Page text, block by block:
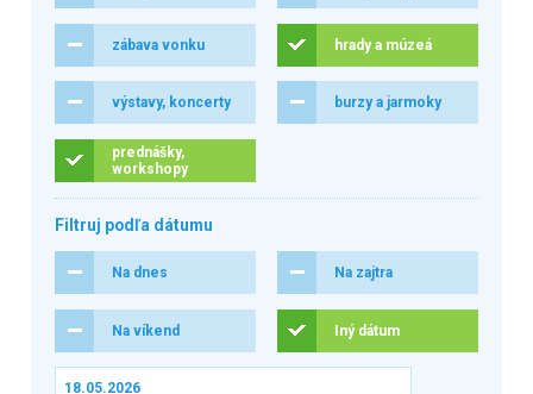
zábava vonku hrady a múzeá
výstavy, koncerty burzy a jarmoky
prednášky,
workshopy
Filtruj podľa dátumu
Na dnes Na zajtra
Na víkend Iný dátum